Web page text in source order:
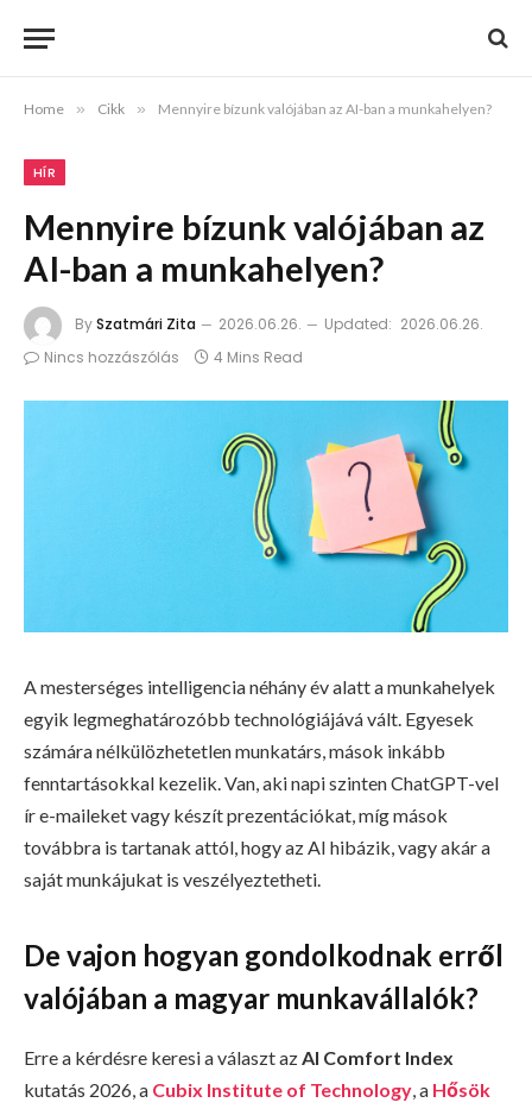
Home » Cikk » Mennyire bízunk valójában az AI-ban a munkahelyen?
HÍR
Mennyire bízunk valójában az
AI-ban a munkahelyen?
BySzatmári Zita 2026.06.26. Updated: 2026.06.26.
Nincs hozzászólás
4 Mins Read
A mesterséges intelligencia néhány év alatt a munkahelyek
egyik legmeghatározóbb technológiájává vált. Egyesek
számára nélkülözhetetlen munkatárs, mások inkább
fenntartásokkal kezelik. Van, aki napi szinten ChatGPT-vel
ír e-maileket vagy készít prezentációkat, míg mások
továbbra is tartanak attól, hogy az AI hibázik, vagy akár a
saját munkájukat is veszélyeztetheti.
De vajon hogyan gondolkodnak erről
valójában a magyar munkavállalók?
Erre a kérdésre keresi a választ az AI Comfort Index
kutatás 2026, a Cubix Institute of Technology , a Hősök